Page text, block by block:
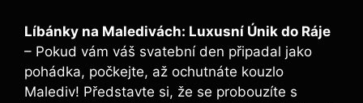
Líbánky na Maledivách: Luxusní Únik do Ráje
– Pokud vám váš svatební den připadal jako
pohádka, počkejte, až ochutnáte kouzlo
Malediv! Představte si, že se probouzíte s